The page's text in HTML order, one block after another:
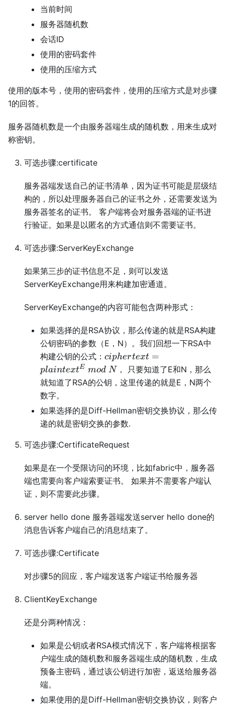
当前时间
服务器随机数
会话ID
使用的密码套件
使用的压缩方式
使用的版本号，使用的密码套件，使用的压缩方式是对步骤
1的回答。
服务器随机数是一个由服务器端生成的随机数，用来生成对
称密钥。
可选步骤:certificate
服务器端发送自己的证书清单，因为证书可能是层级结
构的，所以处理服务器自己的证书之外，还需要发送为
服务器签名的证书。 客户端将会对服务器端的证书进
行验证。如果是以匿名的方式通信则不需要证书。
可选步骤:ServerKeyExchange
如果第三步的证书信息不足，则可以发送
ServerKeyExchange用来构建加密通道。
ServerKeyExchange的内容可能包含两种形式：
如果选择的是RSA协议，那么传递的就是RSA构建
公钥密码的参数（E，N）。我们回想一下RSA中
构建公钥的公式： ciphertext=plaintext^E\
mod\ N
ciphertext =
plaintextE mod N ， 只要知道了E和N，那么
就知道了RSA的公钥，这里传递的就是E，N两个
数字。
如果选择的是Diff-Hellman密钥交换协议，那么传
递的就是密钥交换的参数.
可选步骤:CertificateRequest
如果是在一个受限访问的环境，比如fabric中，服务器
端也需要向客户端索要证书。 如果并不需要客户端认
证，则不需要此步骤。
server hello done 服务器端发送server hello done的
消息告诉客户端自己的消息结束了。
可选步骤:Certificate
对步骤5的回应，客户端发送客户端证书给服务器
ClientKeyExchange
还是分两种情况：
如果是公钥或者RSA模式情况下，客户端将根据客
户端生成的随机数和服务器端生成的随机数，生成
预备主密码，通过该公钥进行加密，返送给服务器
端。
如果使用的是Diff-Hellman密钥交换协议，则客户